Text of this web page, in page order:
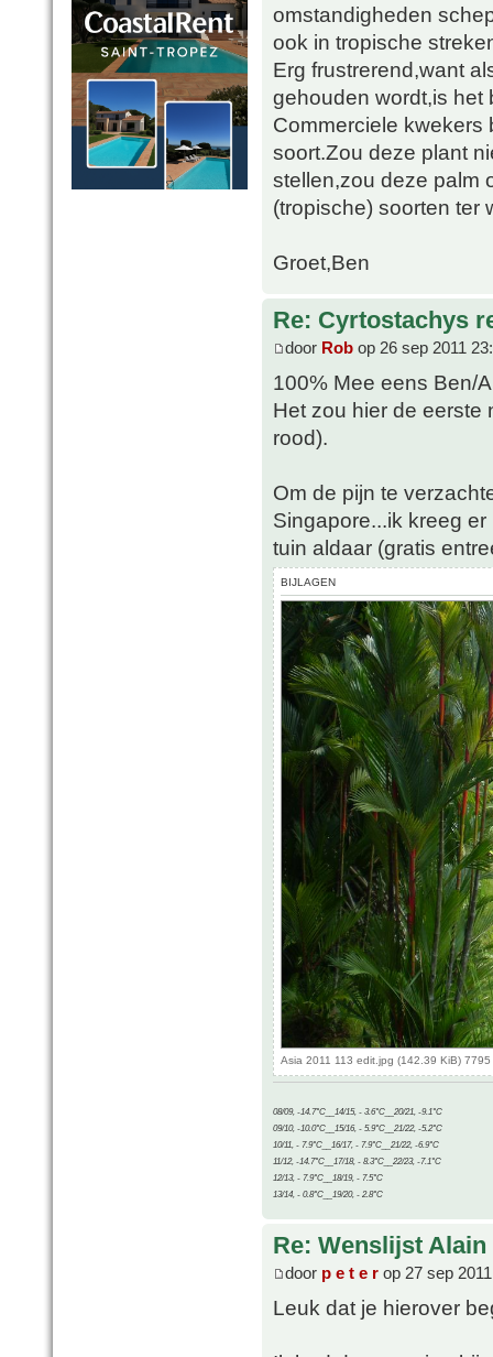
omstandigheden
ook in tropische
Erg frustrerend,want
gehouden wordt,is het
Commerciele
soort.Zou deze plant
stellen,zou deze palm
(tropische) soorten ter
Groet,Ben
Re: Cyrtostachys
door Rob op 26 sep 2011
100% Mee eens Ben/
Het zou hier de eerste
rood).
Om de pijn te
Singapore...ik kreeg
tuin aldaar (gratis
BIJLAGEN
Asia 2011 113 edit.jpg (142.39 KiB)
08/09, -14.7°C__14/15, - 3.6°C__20/21, -9.1°C
09/10, -10.0°C__15/16, - 5.9°C__21/22, -5.2°C
10/11, - 7.9°C__16/17, - 7.9°C__21/22, -6.9°C
11/12, -14.7°C__17/18, - 8.3°C__22/23, -7.1°C
12/13, - 7.9°C__18/19, - 7.5°C
13/14, - 0.8°C__19/20, - 2.8°C
Re: Wenslijst Alain
door p e t e r op 27 sep
Leuk dat je hierover